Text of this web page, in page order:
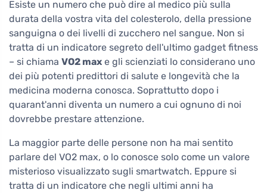
Esiste un numero che può dire al medico più sulla
durata della vostra vita del colesterolo, della pressione
sanguigna o dei livelli di zucchero nel sangue. Non si
tratta di un indicatore segreto dell'ultimo gadget fitness
– si chiama VO2 max e gli scienziati lo considerano uno
dei più potenti predittori di salute e longevità che la
medicina moderna conosca. Soprattutto dopo i
quarant'anni diventa un numero a cui ognuno di noi
dovrebbe prestare attenzione.
La maggior parte delle persone non ha mai sentito
parlare del VO2 max, o lo conosce solo come un valore
misterioso visualizzato sugli smartwatch. Eppure si
tratta di un indicatore che negli ultimi anni ha